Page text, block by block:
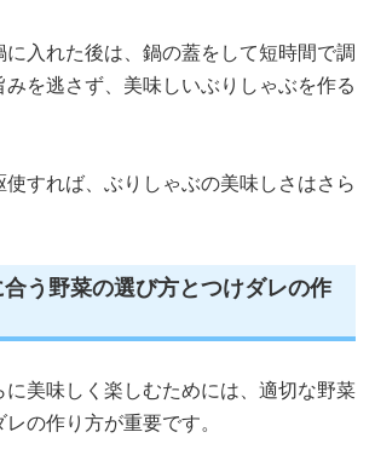
に入れた後は、鍋の蓋をして短時間で調
を逃さず、美味しいぶりしゃぶを作る
使すれば、ぶりしゃぶの美味しさはさら
う野菜の選び方とつけダレの作
に美味しく楽しむためには、適切な野菜
の作り方が重要です。